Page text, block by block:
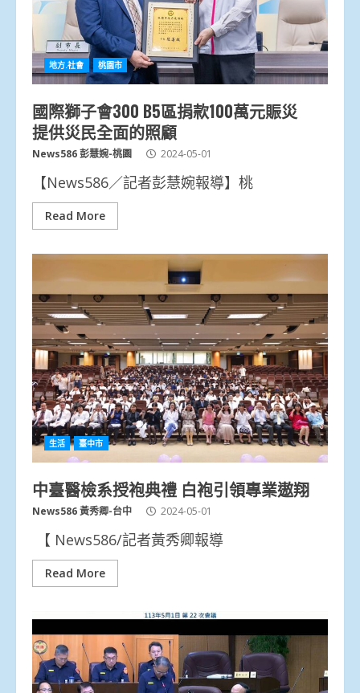
地方.社會 桃園市
國際獅子會300 B5區捐款100萬元賑災
提供災民全面的照顧
News586 彭慧婉-桃園 2024-05-01
【News586／記者彭慧婉報導】桃
Read More
生活 臺中市
中臺醫檢系授袍典禮 白袍引領專業遨翔
News586 黃秀卿-台中 2024-05-01
【 News586/記者黃秀卿報導
Read More